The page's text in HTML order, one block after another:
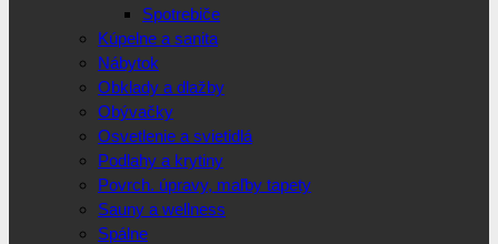
Spotrebiče
Kúpelne a sanita
Nábytok
Obklady a dlažby
Obývačky
Osvetlenie a svietidlá
Podlahy a krytiny
Povrch. úpravy, maľby tapety
Sauny a wellness
Spálne